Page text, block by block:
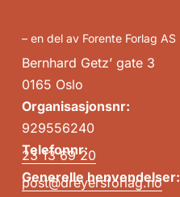
– en del av Forente Forlag AS
Bernhard Getz’ gate 3
0165 Oslo
Organisasjonsnr:
929556240
Telefonnr:
23 13 69 20
Generelle henvendelser:
post@dreyersforlag.no